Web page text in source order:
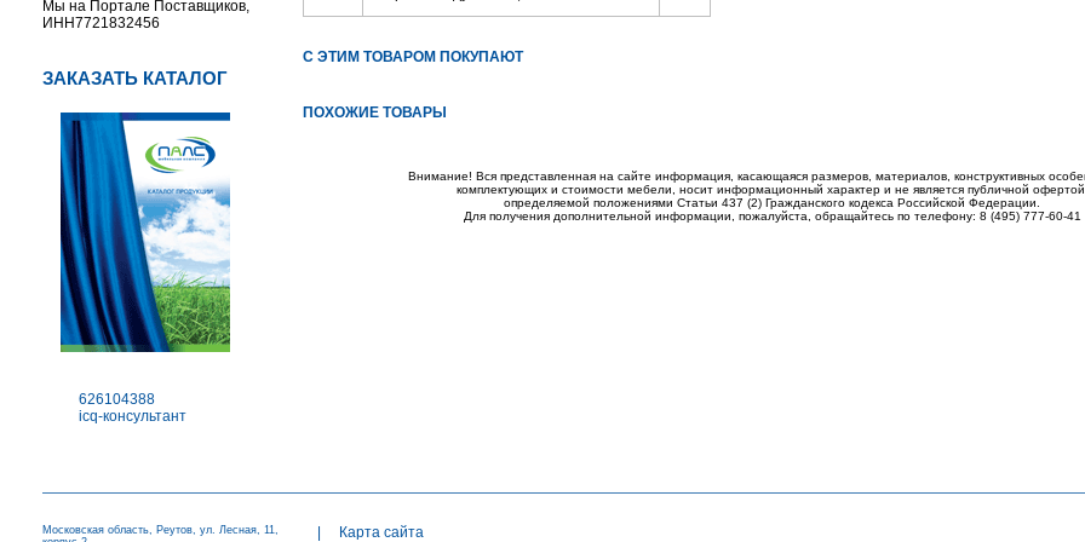
Мы на Портале Поставщиков,
ИНН7721832456
ЗАКАЗАТЬ КАТАЛОГ
626104388
icq-консультант
С ЭТИМ ТОВАРОМ ПОКУПАЮТ
ПОХОЖИЕ ТОВАРЫ
Внимание! Вся представленная на сайте информация, касающаяся размеров, материалов, конструктивных
комплектующих и стоимости мебели, носит информационный характер и не является публичной офертой,
определяемой положениями Статьи 437 (2) Гражданского кодекса Российской Федерации.
Для получения дополнительной информации, пожалуйста, обращайтесь по телефону: 8 (495) 777-60-41
Московская область, Реутов, ул. Лесная, 11,
Карта сайта